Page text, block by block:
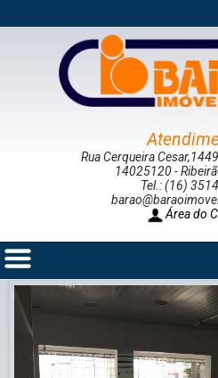
Rua Cerqueira
14025120 -
Tel.: (16)
Área do